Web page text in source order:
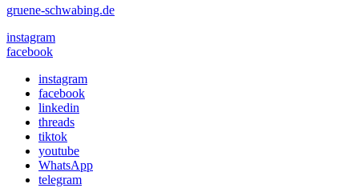
gruene-schwabing.de
instagram
facebook
instagram
facebook
linkedin
threads
tiktok
youtube
WhatsApp
telegram